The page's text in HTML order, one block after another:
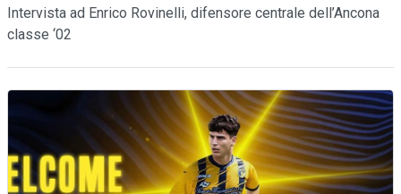
Intervista ad Enrico Rovinelli, difensore centrale dell’Ancona
classe ‘02